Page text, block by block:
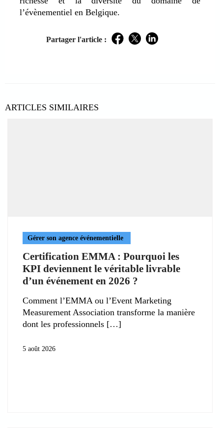
l’évènementiel en Belgique.
Partager l'article : Facebook
TwitterLinkedIn
ARTICLES SIMILAIRES
Gérer son agence événementielle
Certification EMMA : Pourquoi les
KPI deviennent le véritable livrable
d’un événement en 2026 ?
Comment l’EMMA ou l’Event Marketing
Measurement Association transforme la manière
dont les professionnels
5 août 2026